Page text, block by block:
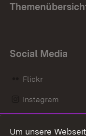
Social Media
Flickr
Instagram
Um unsere